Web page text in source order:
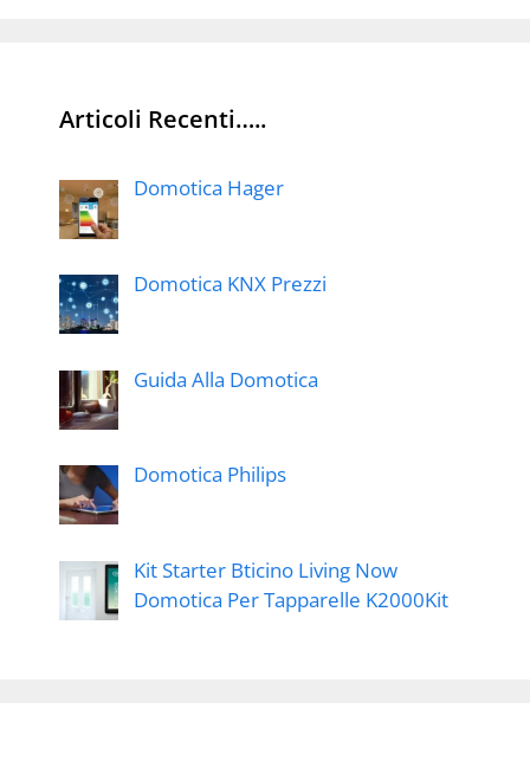
Articoli Recenti…..
Domotica Hager
Domotica KNX Prezzi
Guida Alla Domotica
Domotica Philips
Kit Starter Bticino Living Now
Domotica Per Tapparelle K2000Kit